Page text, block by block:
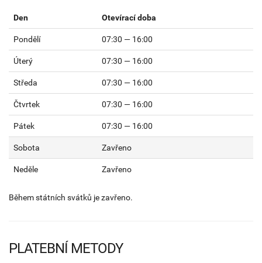
Den Otevírací doba
Pondělí 07:30 — 16:00
Úterý 07:30 — 16:00
Středa 07:30 — 16:00
Čtvrtek 07:30 — 16:00
Pátek 07:30 — 16:00
Sobota Zavřeno
Neděle Zavřeno
Během státních svátků je zavřeno.
PLATEBNÍ METODY